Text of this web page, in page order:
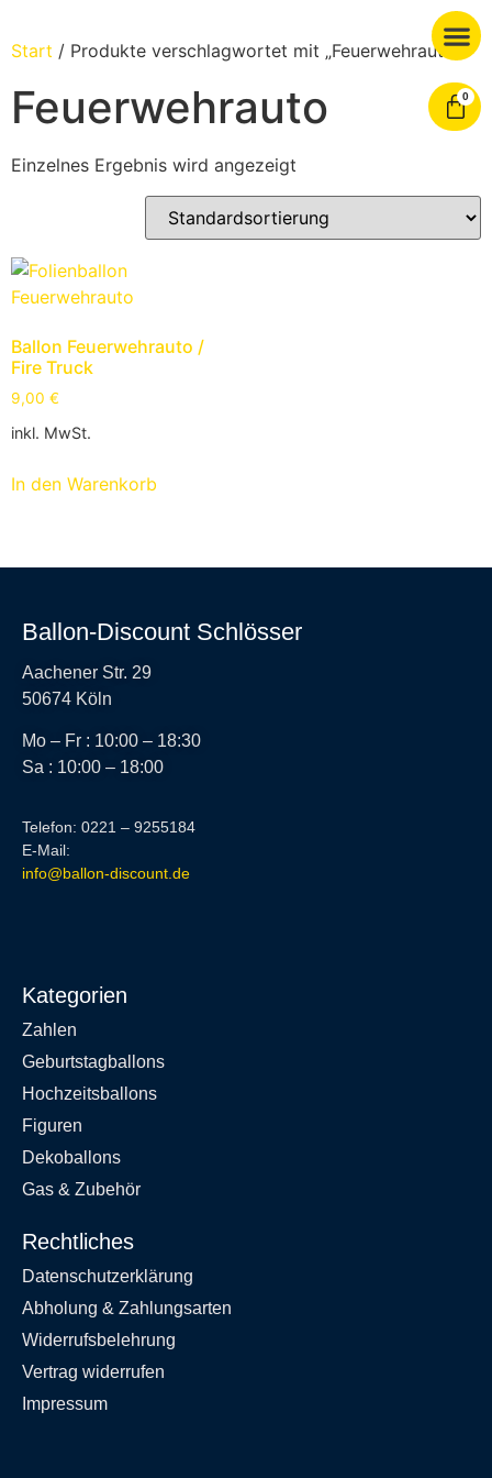
0
Start / Produkte verschlagwortet mit „Feuerwehrauto“
Feuerwehrauto
Einzelnes Ergebnis wird angezeigt
Ballon Feuerwehrauto /
Fire Truck
9,00 €
inkl. MwSt.
In den Warenkorb
Ballon-Discount Schlösser
Aachener Str. 29
50674 Köln
Mo – Fr : 10:00 – 18:30
Sa : 10:00 – 18:00
Telefon: 0221 – 9255184
E-Mail:
info@ballon-discount.de
Kategorien
Zahlen
Geburtstagballons
Hochzeitsballons
Figuren
Dekoballons
Gas & Zubehör
Rechtliches
Datenschutzerklärung
Abholung & Zahlungsarten
Widerrufsbelehrung
Vertrag widerrufen
Impressum